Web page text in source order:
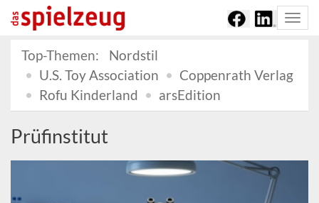
Top-Themen:
Nordstil
U.S. Toy Association
Coppenrath Verlag
Rofu Kinderland
arsEdition
Prüfinstitut